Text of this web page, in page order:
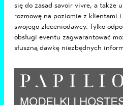
się do zasad savoir vivre, a także
rozmowę na poziomie z klientami
swojego zleceniodawcy. Tylko
obsługi eventu zagwarantować
słuszną dawkę niezbędnych